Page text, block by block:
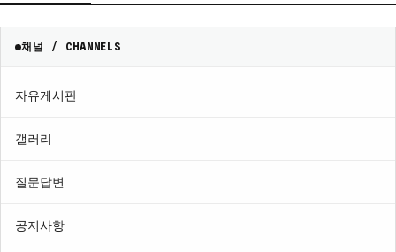
채널 / CHANNELS
자유게시판
갤러리
질문답변
공지사항